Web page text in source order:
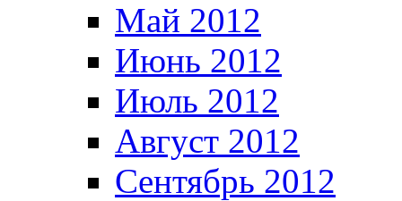
Май 2012
Июнь 2012
Июль 2012
Август 2012
Сентябрь 2012